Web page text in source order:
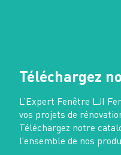
Téléchargez
L’Expert Fenêtre LJI
vos projets de
Téléchargez notre
l’ensemble de nos